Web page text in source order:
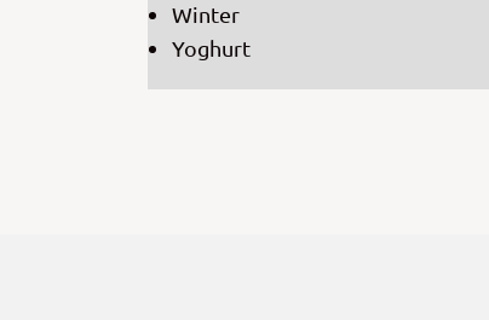
Winter
Yoghurt